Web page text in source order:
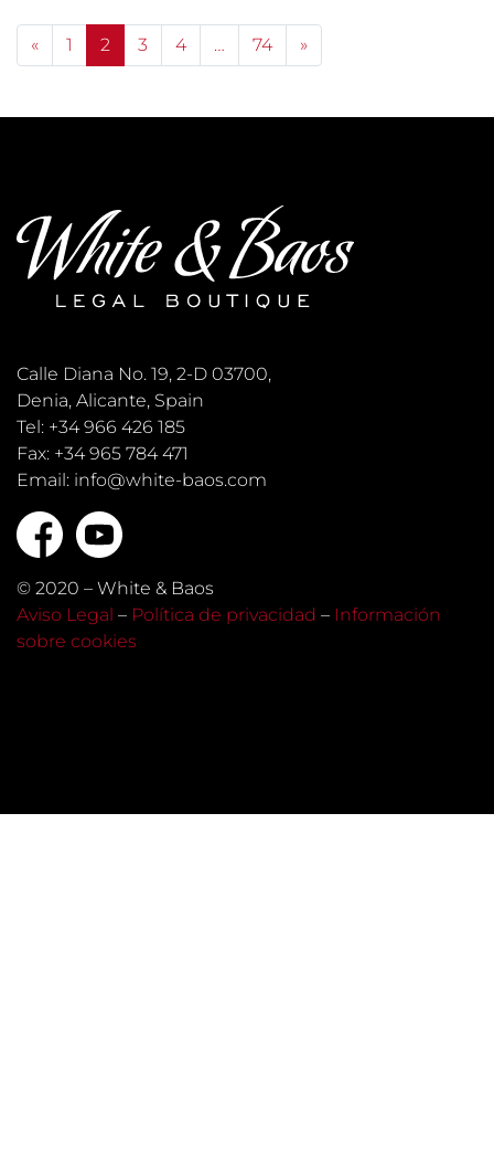
Posts navigation
« 1 2 3 4 … 74 »
Calle Diana No. 19, 2-D 03700,
Denia, Alicante, Spain
Tel: +34 966 426 185
Fax: +34 965 784 471
Email: info@white-baos.com
© 2020 – White & Baos
Aviso Legal – Política de privacidad – Información
sobre cookies